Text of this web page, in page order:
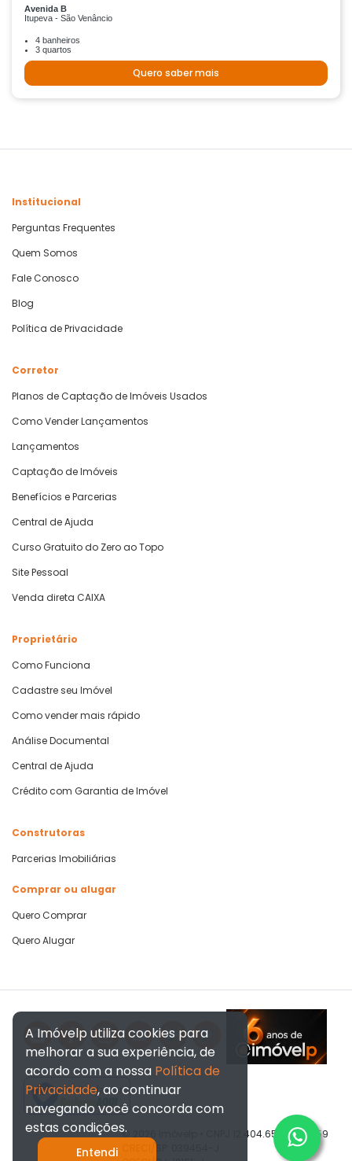
Avenida B
Itupeva - São Venâncio
4 banheiros
3 quartos
Quero saber mais
Institucional
Perguntas Frequentes
Quem Somos
Fale Conosco
Blog
Política de Privacidade
Corretor
Planos de Captação de Imóveis Usados
Como Vender Lançamentos
Lançamentos
Captação de Imóveis
Benefícios e Parcerias
Central de Ajuda
Curso Gratuito do Zero ao Topo
Site Pessoal
Venda direta CAIXA
Proprietário
Como Funciona
Cadastre seu Imóvel
Como vender mais rápido
Análise Documental
Central de Ajuda
Crédito com Garantia de Imóvel
Construtoras
Parcerias Imobiliárias
Comprar ou alugar
Quero Comprar
Quero Alugar
Verificada por
© 2026 Imóvelp • CNPJ 12.404.656/0001-59
CRECI/SP: 039454-J
A Imóvelp utiliza cookies para
melhorar a sua experiência, de
acordo com a nossa Política de
Privacidade, ao continuar
navegando você concorda com
estas condições.
Entendi